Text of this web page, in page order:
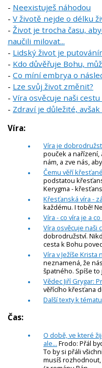
- Neexistuješ náhodou
- V životě nejde o délku
- Život je trocha času,
naučili milovat...
- Lidský život je
- Kdo důvěřuje Bohu,
- Co míní embrya o
- Lze svůj život změnit?
- Víra osvěcuje naši
- Zdraví je důležité,
Víra:
Víra je
pouček a nařízení,
nám, a zve nás,
Čemu věří křesťané
podstatou
Kerygma -
Křesťanská víra -
každému. I tobě!
Víra - co víra je a
Víra osvěcuje naši
dobrodružství.
cesta k Bohu
Víra v Ježíše
neznamená, že
špatného. Spíše to
Vědec Jiří Grygar:
věřícího křesťana
Další texty k
Čas:
O době, ve které
ale... Frodo: Přál
To by si přáli
musíš rozhodnout,